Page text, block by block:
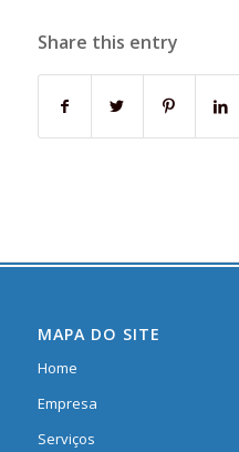
Share this entry
MAPA DO SITE
Home
Empresa
Serviços